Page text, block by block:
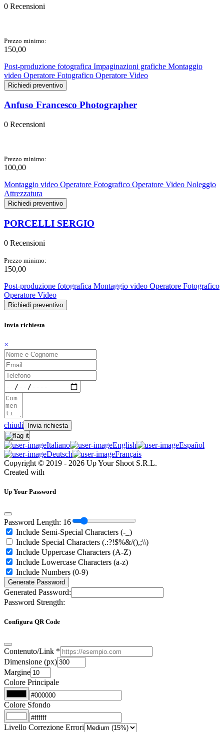
0 Recensioni
Prezzo minimo:
150,00
Post-produzione fotografica Impaginazioni grafiche Montaggio
video Operatore Fotografico Operatore Video
Richiedi preventivo
Anfuso Francesco Photographer
0 Recensioni
Prezzo minimo:
100,00
Montaggio video Operatore Fotografico Operatore Video Noleggio
Attrezzatura
Richiedi preventivo
PORCELLI SERGIO
0 Recensioni
Prezzo minimo:
150,00
Post-produzione fotografica Montaggio video Operatore Fotografico
Operatore Video
Richiedi preventivo
Invia richiesta
×
chiudi Invia richiesta
Italiano English
Español
Deutsch
Français
Copyright © 2019 - 2026 Up Your Shoot S.R.L.
Created with
Up Your Password
Password Length: 16
Include Semi-Special Characters (-_)
Include Special Characters (.:?!$%&/(),;\\)
Include Uppercase Characters (A-Z)
Include Lowercase Characters (a-z)
Include Numbers (0-9)
Generate Password
Generated Password:
Password Strength:
Configura QR Code
Contenuto/Link *
Dimensione (px)
Margine
Colore Principale
Colore Sfondo
Livello Correzione Errori